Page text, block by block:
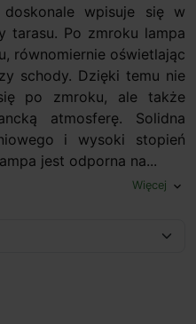
wpisuje się w
tarasu. Po zmroku lampa
równomiernie oświetlając
schody. Dzięki temu nie
po zmroku, ale także
atmosferę. Solidna
i wysoki stopień
jest odporna na...
Więcej expand_more